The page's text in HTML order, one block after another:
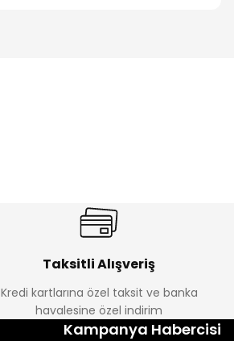
Taksitli Alışveriş
Kredi kartlarına özel taksit ve banka
havalesine özel indirim
Kampanya Habercisi